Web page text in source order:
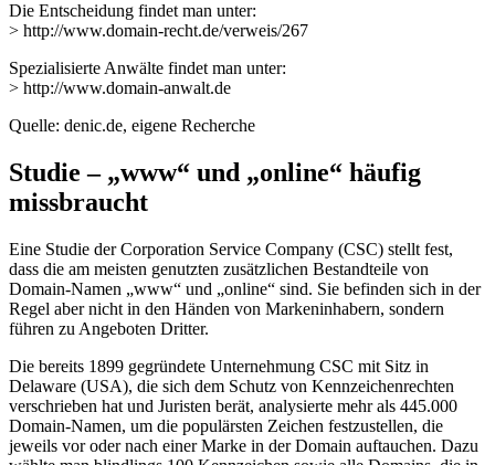
Die Entscheidung findet man unter:
> http://www.domain-recht.de/verweis/267
Spezialisierte Anwälte findet man unter:
> http://www.domain-anwalt.de
Quelle: denic.de, eigene Recherche
Studie – „www“ und „online“ häufig
missbraucht
Eine Studie der Corporation Service Company (CSC) stellt fest,
dass die am meisten genutzten zusätzlichen Bestandteile von
Domain-Namen „www“ und „online“ sind. Sie befinden sich in der
Regel aber nicht in den Händen von Markeninhabern, sondern
führen zu Angeboten Dritter.
Die bereits 1899 gegründete Unternehmung CSC mit Sitz in
Delaware (USA), die sich dem Schutz von Kennzeichenrechten
verschrieben hat und Juristen berät, analysierte mehr als 445.000
Domain-Namen, um die populärsten Zeichen festzustellen, die
jeweils vor oder nach einer Marke in der Domain auftauchen. Dazu